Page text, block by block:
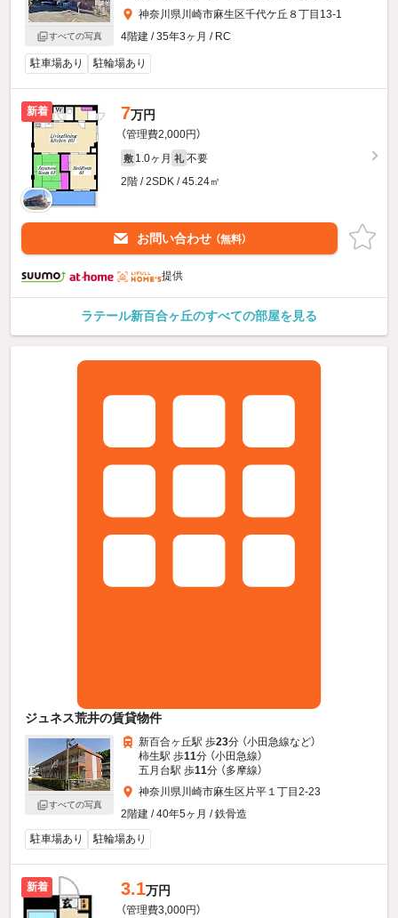
すべての写真
神奈川県川崎市麻生区千代ケ丘８丁目13-1
4階建 / 35年3ヶ月 / RC
駐車場あり 駐輪場あり
新着 7万円
（管理費2,000円）
敷 1.0ヶ月 礼 不要
2階 / 2SDK / 45.24㎡
お問い合わせ （無料）
提供
ラテール新百合ヶ丘のすべての部屋を見る
ジュネス荒井の賃貸物件
すべての写真
新百合ヶ丘駅 歩23分 （小田急線など）
柿生駅 歩11分 （小田急線）
五月台駅 歩11分 （多摩線）
神奈川県川崎市麻生区片平１丁目2-23
2階建 / 40年5ヶ月 / 鉄骨造
駐車場あり
駐輪場あり
新着 3.1万円
（管理費3,000円）